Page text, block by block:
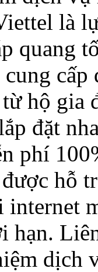
là
quang
hộ gia
đặt
phí
hỗ
internet
dịch